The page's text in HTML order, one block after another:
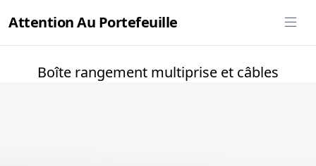
Attention Au Portefeuille
Boîte rangement multiprise et câbles